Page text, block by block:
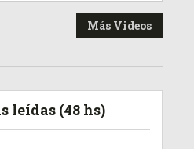
Más Videos
leídas (48 hs)